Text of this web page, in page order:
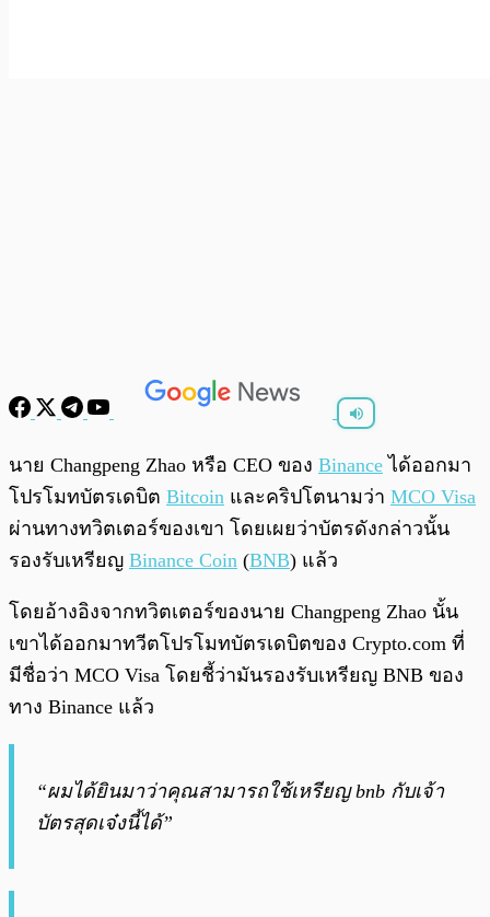
0:00 /
นาย Changpeng Zhao หรือ CEO ของ Binance ได้ออกมา
โปรโมทบัตรเดบิต Bitcoin และคริปโตนามว่า MCO Visa
ผ่านทางทวิตเตอร์ของเขา โดยเผยว่าบัตรดังกล่าวนั้น
รองรับเหรียญ Binance Coin (BNB) แล้ว
โดยอ้างอิงจากทวิตเตอร์ของนาย Changpeng Zhao นั้น
เขาได้ออกมาทวีตโปรโมทบัตรเดบิตของ Crypto.com ที่
มีชื่อว่า MCO Visa โดยชี้ว่ามันรองรับเหรียญ BNB ของ
ทาง Binance แล้ว
“ผมได้ยินมาว่าคุณสามารถใช้เหรียญ bnb กับเจ้า
บัตรสุดเจ๋งนี้ได้”